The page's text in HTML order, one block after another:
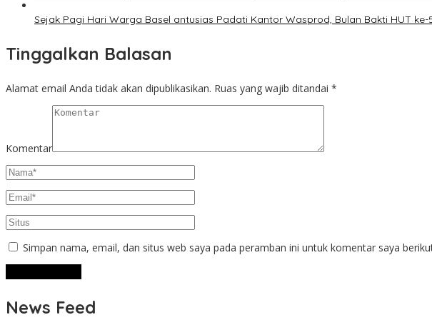
Sejak Pagi Hari Warga Basel antusias Padati Kantor Wasprod, Bulan Bakti HUT
Tinggalkan Balasan
Alamat email Anda tidak akan dipublikasikan. Ruas yang wajib ditandai *
Komentar
Simpan nama, email, dan situs web saya pada peramban ini untuk komentar saya
News Feed